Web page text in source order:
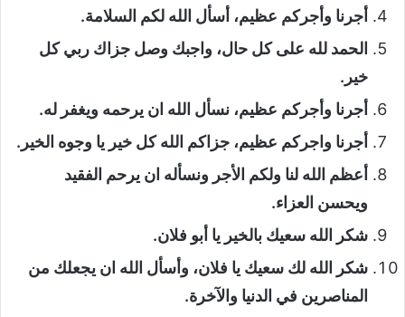
أجرنا وأجركم عظيم، أسأل الله لكم السلامة.
الحمد لله على كل حال، واجبك وصل جزاك ربي كل
خير.
أجرنا وأجركم عظيم، نسأل الله ان يرحمه ويغفر له.
أجرنا واجركم عظيم، جزاكم الله كل خير يا وجوه الخير.
أعظم الله لنا ولكم الأجر ونسأله ان يرحم الفقيد
ويحسن العزاء.
شكر الله سعيك بالخير يا أبو فلان.
شكر الله لك سعيك يا فلان، وأسأل الله ان يجعلك من
المناصرين في الدنيا والآخرة.